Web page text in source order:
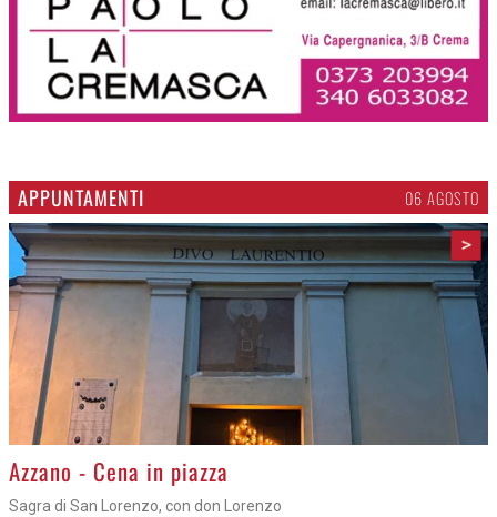
APPUNTAMENTI 06 AGOSTO
>
Azzano - Cena in piazza
Sagra di San Lorenzo, con don Lorenzo